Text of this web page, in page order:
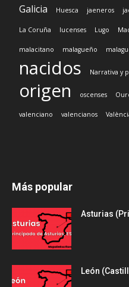
Galicia Huesca jaeneros
La Coruña lucenses Lugo
malacitano malagueño
nacidos Narrativa y
origen oscenses
valenciano valencianos
Más popular
Asturias
León